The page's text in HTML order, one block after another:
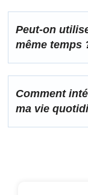
Peut-on
même temps
Comment
ma vie